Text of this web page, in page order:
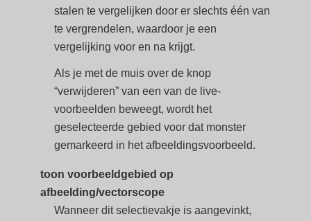
stalen te vergelijken door er slechts één van
te vergrendelen, waardoor je een
vergelijking voor en na krijgt.
Als je met de muis over de knop
“verwijderen” van een van de live-
voorbeelden beweegt, wordt het
geselecteerde gebied voor dat monster
gemarkeerd in het afbeeldingsvoorbeeld.
toon voorbeeldgebied op
afbeelding/vectorscope
Wanneer dit selectievakje is aangevinkt,